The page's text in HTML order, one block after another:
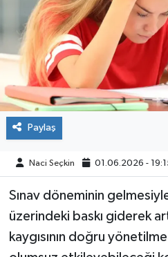
Paylaş
Naci Seçkin 01.06.2026 -
Sınav döneminin
üzerindeki baskı giderek
kaygısının doğru